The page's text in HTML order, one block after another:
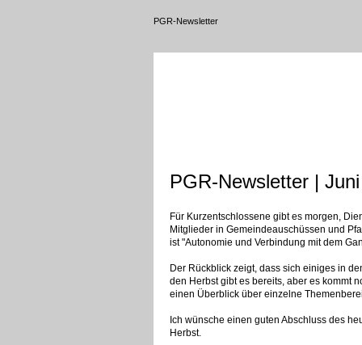
PGR-Newsletter
PGR-Newsletter |
Für Kurzentschlossene gibt es morgen,
Mitglieder in Gemeindeauschüssen und
ist "Autonomie und Verbindung mit dem
Der Rückblick zeigt, dass sich einiges in
den Herbst gibt es bereits, aber es kommt
einen Überblick über einzelne
Ich wünsche einen guten Abschluss des
Herbst.